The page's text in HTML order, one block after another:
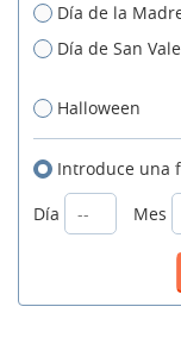
Día de la
Día de San
Halloween
Introduce una
Día
Mes